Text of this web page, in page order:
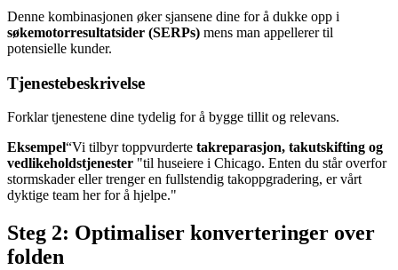
Denne kombinasjonen øker sjansene dine for å dukke opp i
søkemotorresultatsider (SERPs) mens man appellerer til
potensielle kunder.
Tjenestebeskrivelse
Forklar tjenestene dine tydelig for å bygge tillit og relevans.
Eksempel“Vi tilbyr toppvurderte takreparasjon, takutskifting og
vedlikeholdstjenester "til huseiere i Chicago. Enten du står overfor
stormskader eller trenger en fullstendig takoppgradering, er vårt
dyktige team her for å hjelpe."
Steg 2: Optimaliser konverteringer over
folden